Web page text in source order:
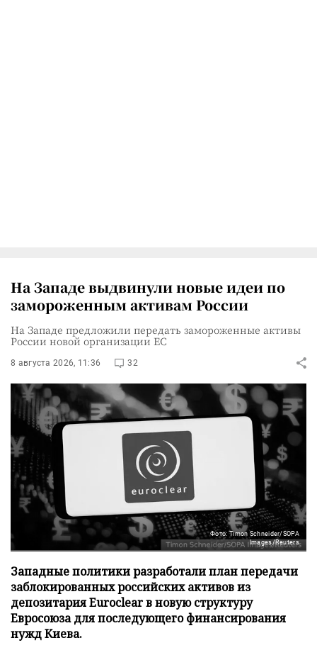
На Западе выдвинули новые идеи по
замороженным активам России
На Западе предложили передать замороженные активы
России новой организации ЕС
8 августа 2026, 11:36 32
Фото: Timon Schneider/SOPA
Images/Reuters
Западные политики разработали план передачи
заблокированных российских активов из
депозитария Euroclear в новую структуру
Евросоюза для последующего финансирования
нужд Киева.